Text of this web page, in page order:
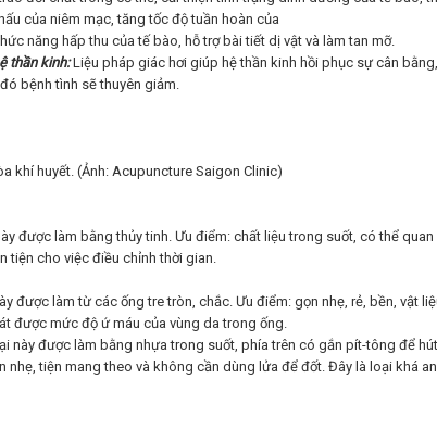
của niêm mạc, tăng tốc độ tuần hoàn của
năng hấp thu của tế bào, hỗ trợ bài tiết dị vật và làm tan mỡ.
thần kinh:Liệu pháp giác hơi giúp hệ thần kinh hồi phục sự cân
bệnh tình sẽ thuyên giảm.
khí huyết. (Ảnh: Acupuncture Saigon Clinic)
được làm bằng thủy tinh. Ưu điểm: chất liệu trong suốt, có thể
tiện cho việc điều chỉnh thời gian.
được làm từ các ống tre tròn, chắc. Ưu điểm: gọn nhẹ, rẻ, bền, vật
được mức độ ứ máu của vùng da trong ống.
này được làm bằng nhựa trong suốt, phía trên có gắn pít-tông để
nhẹ, tiện mang theo và không cần dùng lửa để đốt. Đây là loại khá